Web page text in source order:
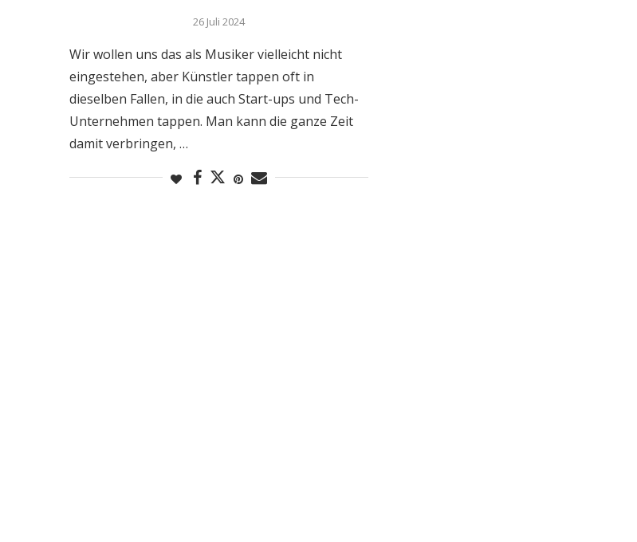
26 Juli 2024
Wir wollen uns das als Musiker vielleicht nicht
eingestehen, aber Künstler tappen oft in
dieselben Fallen, in die auch Start-ups und Tech-
Unternehmen tappen. Man kann die ganze Zeit
damit verbringen, …